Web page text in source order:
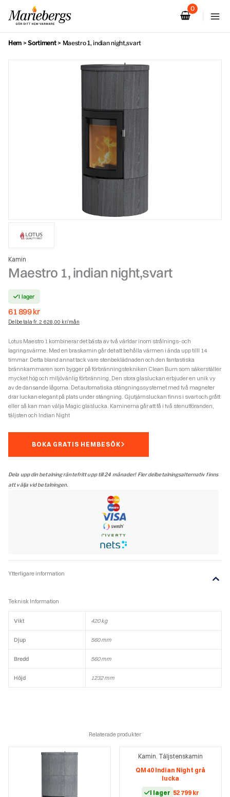
innehåll
Hem >Sortiment> Maestro 1, indian night,svart
Kamin
Maestro 1, indian night,svart
I lager
61 899kr
Delbetala fr. 2 628,00 kr/mån
Lotus Maestro 1 kombinerar det bästa av två världar inom strålnings- och
lagringsvärme. Med en braskamin går det att behålla värmen i ända upp tilll 14
timmar. Detta bland annat tack vare stenbeklädnaden och den fantastiska
brännkammaren som bygger på förbränningstekniken Clean Burn som säkerställer
mycket hög och miljövänlig förbränning. Den stora glasluckan erbjuder en unik vy
av de dansande lågorna. Det automatiska stängningssystemet med två magneter
drar luckan elegant på plats under stängning. Gjutjärnsluckan finns i svart och grått
eller så kan man välja Magic glaslucka. Kaminerna går att få i två stenutföranden,
täljsten och Indian Night
BOKA GRATIS HEMBESÖK
Dela upp din betalning räntefritt upp till 24 månader! Fler delbetalningsalternativ finns
att välja vid betalningen.
Ytterligare information
Teknisk Information
Vikt 420 kg
Djup 560 mm
Bredd 560 mm
Höjd 1232 mm
Relaterade produkter
Kamin, Täljstenskamin
QM 40 Indian Night grå
lucka
I lager 52 799 kr